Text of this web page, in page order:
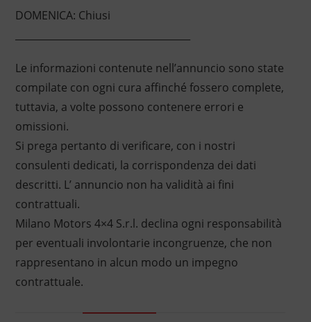
DOMENICA: Chiusi
Le informazioni contenute nell’annuncio sono state
compilate con ogni cura affinché fossero complete,
tuttavia, a volte possono contenere errori e
omissioni.
Si prega pertanto di verificare, con i nostri
consulenti dedicati, la corrispondenza dei dati
descritti. L’ annuncio non ha validità ai fini
contrattuali.
Milano Motors 4×4 S.r.l. declina ogni responsabilità
per eventuali involontarie incongruenze, che non
rappresentano in alcun modo un impegno
contrattuale.